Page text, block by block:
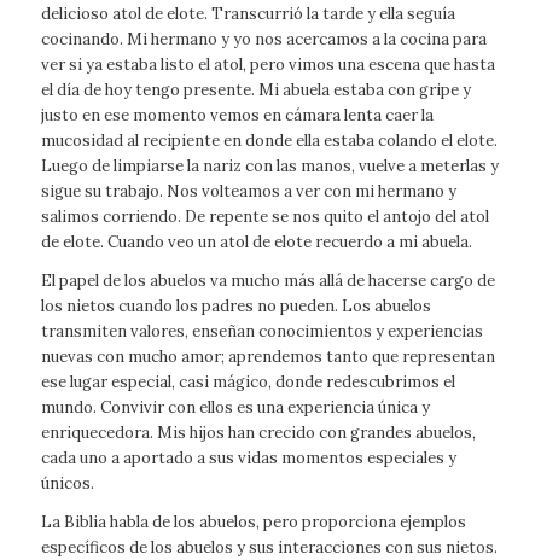
delicioso atol de elote. Transcurrió la tarde y ella seguía
cocinando. Mi hermano y yo nos acercamos a la cocina para
ver si ya estaba listo el atol, pero vimos una escena que hasta
el día de hoy tengo presente. Mi abuela estaba con gripe y
justo en ese momento vemos en cámara lenta caer la
mucosidad al recipiente en donde ella estaba colando el elote.
Luego de limpiarse la nariz con las manos, vuelve a meterlas y
sigue su trabajo. Nos volteamos a ver con mi hermano y
salimos corriendo. De repente se nos quito el antojo del atol
de elote. Cuando veo un atol de elote recuerdo a mi abuela.
El papel de los abuelos va mucho más allá de hacerse cargo de
los nietos cuando los padres no pueden. Los abuelos
transmiten valores, enseñan conocimientos y experiencias
nuevas con mucho amor; aprendemos tanto que representan
ese lugar especial, casi mágico, donde redescubrimos el
mundo. Convivir con ellos es una experiencia única y
enriquecedora. Mis hijos han crecido con grandes abuelos,
cada uno a aportado a sus vidas momentos especiales y
únicos.
La Biblia habla de los abuelos, pero proporciona ejemplos
específicos de los abuelos y sus interacciones con sus nietos.